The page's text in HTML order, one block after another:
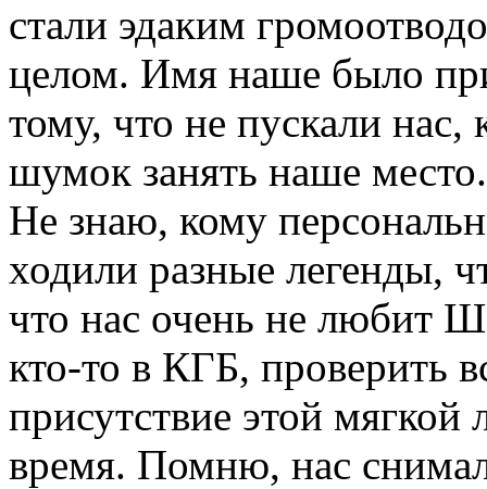
стали эдаким
целом. Имя наше было
тому, что не пускали
шумок занять наше
Не знаю, кому
ходили разные легенды,
что нас очень не любит
кто-то в КГБ, проверить
присутствие этой
время. Помню, нас